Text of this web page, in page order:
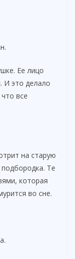
Ее лицо
И это делало
все
на старую
Те
которая
во сне.